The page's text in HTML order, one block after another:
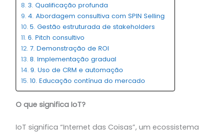
3. Qualificação profunda
4. Abordagem consultiva com SPIN Selling
5. Gestão estruturada de stakeholders
6. Pitch consultivo
7. Demonstração de ROI
8. Implementação gradual
9. Uso de CRM e automação
10. Educação contínua do mercado
O que significa IoT?
IoT significa “Internet das Coisas”, um ecossistema